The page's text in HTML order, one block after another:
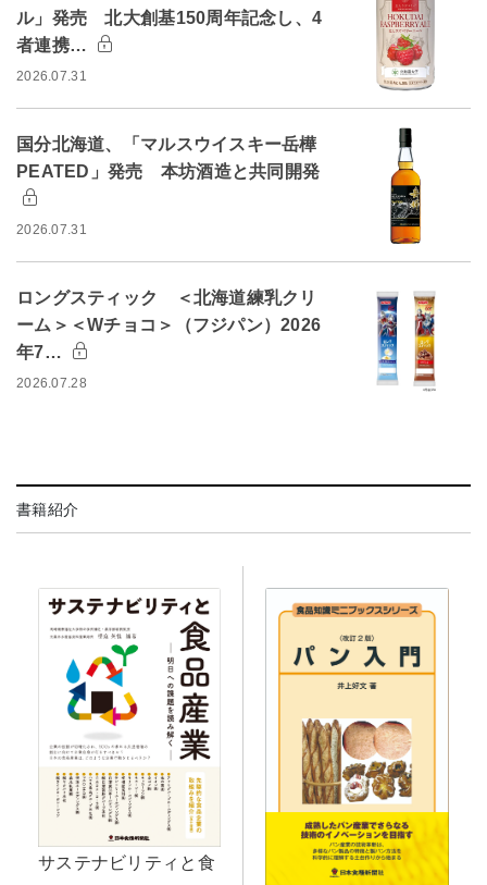
ル」発売 北大創基150周年記念し、4
者連携…
2026.07.31
国分北海道、「マルスウイスキー岳樺
PEATED」発売 本坊酒造と共同開発
2026.07.31
ロングスティック ＜北海道練乳クリ
ーム＞＜Wチョコ＞（フジパン）2026
年7…
2026.07.28
書籍紹介
サステナビリティと食